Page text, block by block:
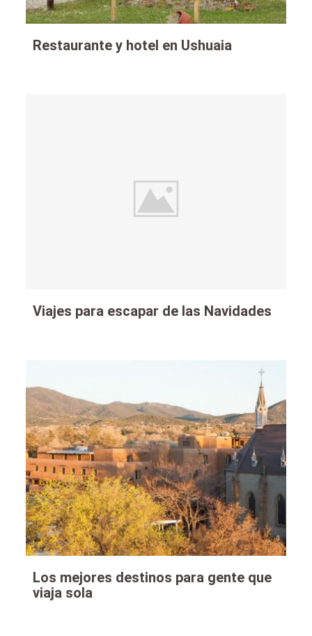
Restaurante y hotel en Ushuaia
Viajes para escapar de las Navidades
Los mejores destinos para gente que
viaja sola